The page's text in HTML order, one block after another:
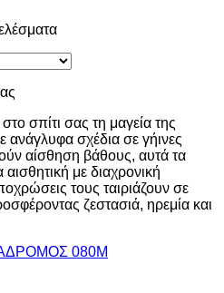
Sorted
latest
σπίτι σας τη μαγεία της
ανάγλυφα σχέδια σε γήινες
αίσθηση βάθους, αυτά τα
με διαχρονική
τους ταιριάζουν σε
ζεστασιά, ηρεμία και